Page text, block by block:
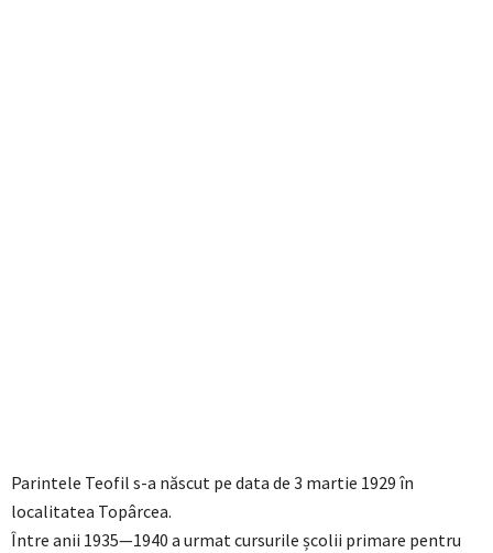
Parintele Teofil s-a născut pe data de 3 martie 1929 în
localitatea Topârcea.
Între anii 1935—1940 a urmat cursurile școlii primare pentru